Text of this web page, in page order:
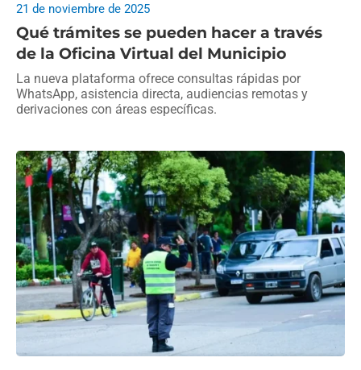
Qué trámites se pueden hacer a través
de la Oficina Virtual del Municipio
21 de noviembre de 2025
La nueva plataforma ofrece consultas rápidas por
WhatsApp, asistencia directa, audiencias remotas y
derivaciones con áreas específicas.